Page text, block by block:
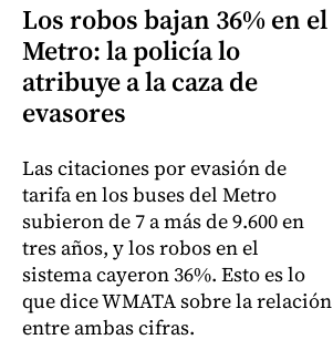
Los robos bajan 36% en el
Metro: la policía lo
atribuye a la caza de
evasores
Las citaciones por evasión de
tarifa en los buses del Metro
subieron de 7 a más de 9.600 en
tres años, y los robos en el
sistema cayeron 36%. Esto es lo
que dice WMATA sobre la relación
entre ambas cifras.